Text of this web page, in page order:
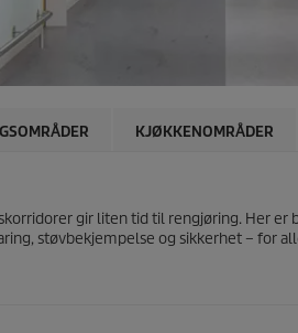
KJØKKENOMRÅDER
gir liten tid til rengjøring. Her er
støvbekjempelse og sikkerhet – for